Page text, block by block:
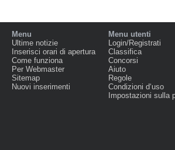
Menu
Ultime notizie
Inserisci orari di apertura
Come funziona
Per Webmaster
Sitemap
Nuovi inserimenti
Menu utenti
Login/Registrati
Classifica
Concorsi
Aiuto
Regole
Condizioni d‘uso
Impostazioni sulla